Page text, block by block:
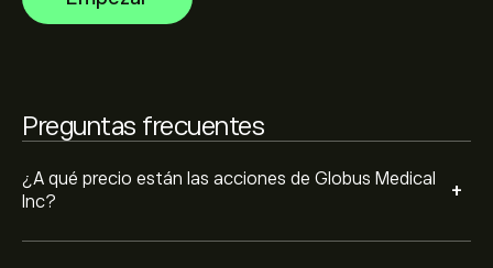
Preguntas frecuentes
¿A qué precio están las acciones de Globus Medical
Inc?
+
conocer la evolución futura de los precios.
Basado en las recomendaciones de 7 analistas para
Compra moderada.